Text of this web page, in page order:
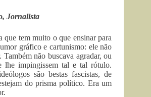
Jornalista
que tem muito o que ensinar para
gráfico e cartunismo: ele não
não buscava agradar, ou
lhe impingissem tal e tal rótulo.
são bestas fascistas, de
do prisma político. Era um